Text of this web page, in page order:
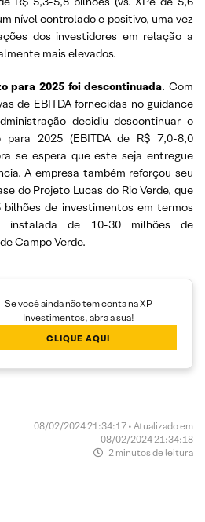
nível controlado e positivo, uma vez
dos investidores em relação a
mais elevados.
para 2025 foi descontinuada. Com
de EBITDA fornecidas no guidance
decidiu descontinuar o
para 2025 (EBITDA de R$ 7,0-8,0
se espera que este seja entregue
A empresa também reforçou seu
do Projeto Lucas do Rio Verde, que
de investimentos em termos
instalada de 10-30 milhões de
Campo Verde.
Se você ainda não tem conta na XP
Investimentos, abra a sua!
CLIQUE AQUI
08/02/2024 21:34:17 • Atualizado em
08/02/2024 21:34:18
2 minutos de leitura